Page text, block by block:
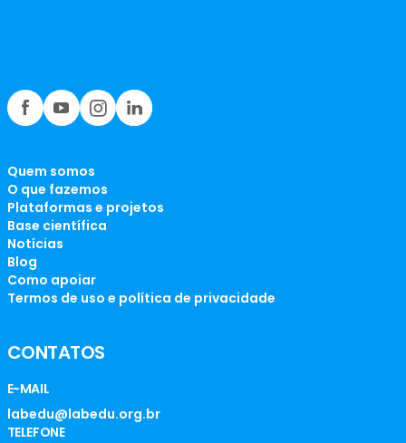
Quem somos
O que fazemos
Plataformas e projetos
Base científica
Notícias
Blog
Como apoiar
Termos de uso e política de privacidade
CONTATOS
E-MAIL
labedu@labedu.org.br
TELEFONE